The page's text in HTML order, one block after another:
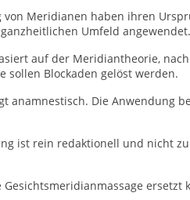
von Meridianen haben ihren
Umfeld angewendet.
auf der Meridiantheorie,
sollen Blockaden gelöst werden.
anamnestisch. Die Anwendung
ist rein redaktionell und nicht
Gesichtsmeridianmassage